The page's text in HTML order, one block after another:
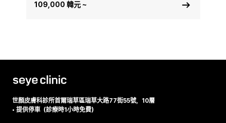
109,000 韓元 ~
世顏皮膚科診所首爾瑞草區瑞草大路77街55號，10層
• 提供停車（診療時1小時免費）